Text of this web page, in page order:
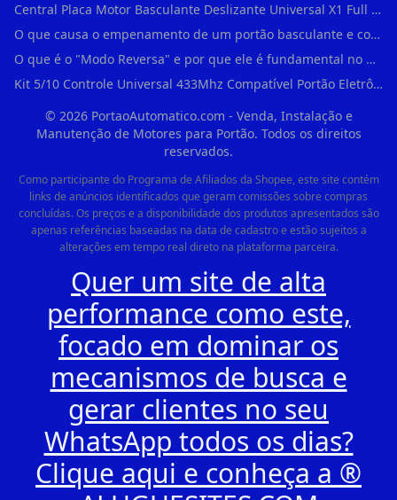
Central Placa Motor Basculante Deslizante Universal X1 Full Range 433mhz em Vila Prudente
O que causa o empenamento de um portão basculante e como evitar em Campo Belo?
O que é o "Modo Reversa" e por que ele é fundamental no dia a dia em Itapevi?
Kit 5/10 Controle Universal 433Mhz Compatível Portão Eletrônico Garagem Residenc em Pinheiros
© 2026PortaoAutomatico.com - Venda, Instalação e
Manutenção de Motores para Portão. Todos os direitos
reservados.
Como participante do Programa de Afiliados da Shopee, este site contém
links de anúncios identificados que geram comissões sobre compras
concluídas. Os preços e a disponibilidade dos produtos apresentados são
apenas referências baseadas na data de cadastro e estão sujeitos a
alterações em tempo real direto na plataforma parceira.
Quer um site de alta
performance como este,
focado em dominar os
mecanismos de busca e
gerar clientes no seu
WhatsApp todos os dias?
Clique aqui e conheça a ®